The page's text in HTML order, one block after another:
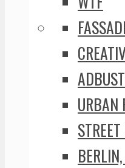
URBAN